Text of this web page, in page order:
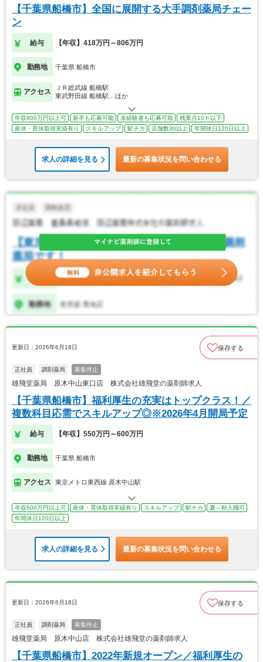
【千葉県船橋市】全国に展開する大手調剤薬局チェー
ン
給与 【年収】418万円～806万円
勤務地 千葉県 船橋市
アクセス
ＪＲ総武線 船橋駅
東武野田線 船橋駅…ほか
年収800万円以上可 新卒も応募可能 未経験者も応募可能
残業月10ｈ以下
産休・育休取得実績有り
スキルアップ 駅チカ 店舗数30以上 年間休日120日以上
求人の詳細を見る 最新の募集状況を問い合わせる
更新日：2026年6月18日 保存する
正社員 調剤薬局 募集停止
雄飛堂薬局 原木中山東口店 株式会社雄飛堂の薬剤師求人
【千葉県船橋市】福利厚生の充実はトップクラス！／
複数科目応需でスキルアップ◎※2026年4月開局予定
給与 【年収】550万円～600万円
勤務地 千葉県 船橋市
アクセス 東京メトロ東西線 原木中山駅
年収600万円以上可 産休・育休取得実績有り スキルアップ 駅チカ
夏～秋入職可
年間休日120日以上
求人の詳細を見る 最新の募集状況を問い合わせる
更新日：2026年6月18日 保存する
正社員 調剤薬局 募集停止
雄飛堂薬局 原木中山店 株式会社雄飛堂の薬剤師求人
【千葉県船橋市】2022年新規オープン／福利厚生の